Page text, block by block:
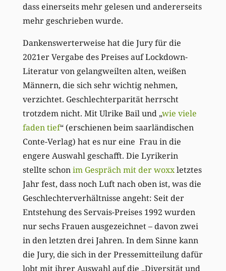
dass einerseits mehr gelesen und andererseits
mehr geschrieben wurde.
Dankenswerterweise hat die Jury für die
2021er Vergabe des Preises auf Lockdown-
Literatur von gelangweilten alten, weißen
Männern, die sich sehr wichtig nehmen,
verzichtet. Geschlechterparität herrscht
trotzdem nicht. Mit Ulrike Bail und „wie viele
faden tief“ (erschienen beim saarländischen
Conte-Verlag) hat es nur eine Frau in die
engere Auswahl geschafft. Die Lyrikerin
stellte schonim Gespräch mit der woxxletztes
Jahr fest, dass noch Luft nach oben ist, was die
Geschlechterverhältnisse angeht: Seit der
Entstehung des Servais-Preises 1992 wurden
nur sechs Frauen ausgezeichnet – davon zwei
in den letzten drei Jahren. In dem Sinne kann
die Jury, die sich in der Pressemitteilung dafür
lobt mit ihrer Auswahl auf die „Diversität und